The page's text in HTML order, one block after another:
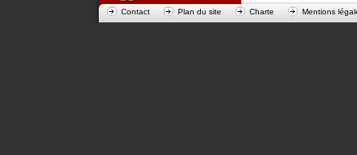
Contact Plan du site Charte Mentions